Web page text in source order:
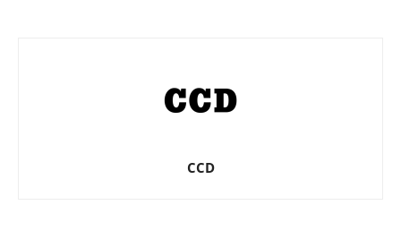
CCD